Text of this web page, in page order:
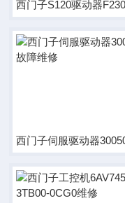
西门子S120驱动器
西门子伺服驱动器